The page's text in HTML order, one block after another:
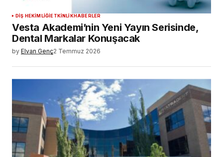
DIŞ HEKIMLIĞIETKINLIKHABERLER
Vesta Akademi’nin Yeni Yayın Serisinde,
Dental Markalar Konuşacak
by Elvan Genç2 Temmuz 2026